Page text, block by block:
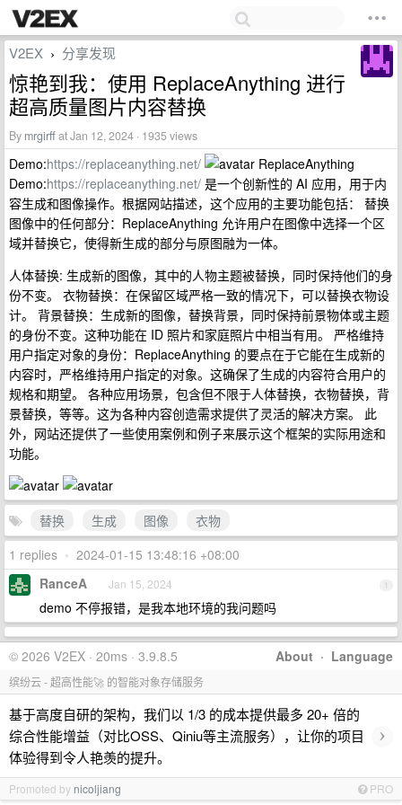
V2EX › 分享发现
惊艳到我：使用 ReplaceAnything 进行
超高质量图片内容替换
By mrgirffat Jan 12, 2024 · 1935 views
Demo:https://replaceanything.net/
ReplaceAnything
Demo:https://replaceanything.net/ 是一个创新性的 AI 应用，用于内
容生成和图像操作。根据网站描述，这个应用的主要功能包括： 替换
图像中的任何部分：ReplaceAnything 允许用户在图像中选择一个区
域并替换它，使得新生成的部分与原图融为一体。
人体替换: 生成新的图像，其中的人物主题被替换，同时保持他们的身
份不变。 衣物替换：在保留区域严格一致的情况下，可以替换衣物设
计。 背景替换：生成新的图像，替换背景，同时保持前景物体或主题
的身份不变。这种功能在 ID 照片和家庭照片中相当有用。 严格维持
用户指定对象的身份：ReplaceAnything 的要点在于它能在生成新的
内容时，严格维持用户指定的对象。这确保了生成的内容符合用户的
规格和期望。 各种应用场景，包含但不限于人体替换，衣物替换，背
景替换，等等。这为各种内容创造需求提供了灵活的解决方案。 此
外，网站还提供了一些使用案例和例子来展示这个框架的实际用途和
功能。
替换 生成 图像
衣物
1 replies • 2024-01-15 13:48:16 +08:00
1
RanceA Jan 15, 2024
demo 不停报错，是我本地环境的我问题吗
About · Language
© 2026 V2EX · 20ms · 3.9.8.5
缤纷云 - 超高性能🚀 的智能对象存储服务
基于高度自研的架构，我们以 1/3 的成本提供最多 20+ 倍的
综合性能增益（对比OSS、Qiniu等主流服务），让你的项目
体验得到令人艳羡的提升。
›
Promoted by nicoljiang PRO